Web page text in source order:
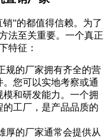
”的都值得信赖。为了
法至关重要。一个真正
特征：
规的厂家拥有齐全的营
您可以实地考察或通
和研发能力。一个拥
工厂，是产品品质的
厚的厂家通常会提供从